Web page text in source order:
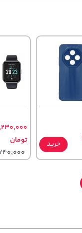
خرید
تومان